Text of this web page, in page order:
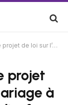
à la politique chinoise de l’enfant unique
projet
à